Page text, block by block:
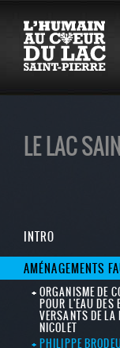
LE LAC
INTRO
AMÉNAGEMENTS
ORGANISME DE
POUR L'EAU DES
VERSANTS DE LA
NICOLET
PHILIPPE